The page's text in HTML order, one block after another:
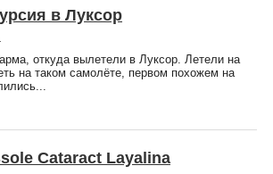
в Луксор
откуда вылетели в Луксор. Летели на
на таком самолёте, первом похожем на
Cataract Layalina